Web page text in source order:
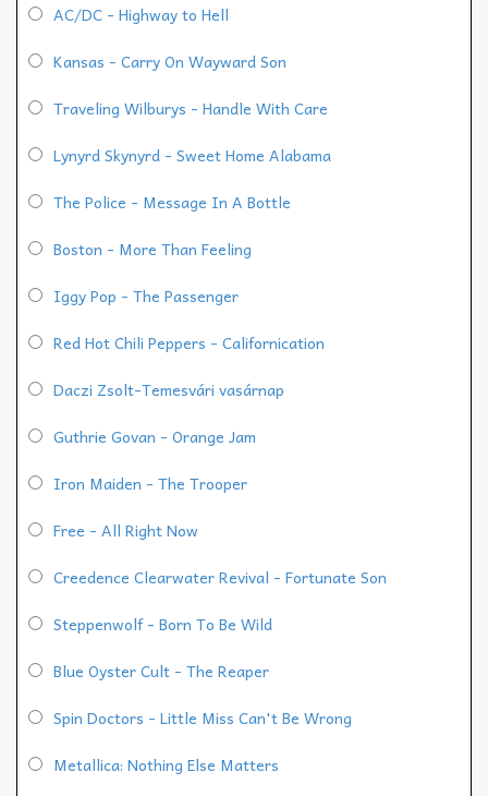
AC/DC - Highway to Hell
Kansas - Carry On Wayward Son
Traveling Wilburys - Handle With Care
Lynyrd Skynyrd - Sweet Home Alabama
The Police - Message In A Bottle
Boston - More Than Feeling
Iggy Pop - The Passenger
Red Hot Chili Peppers - Californication
Daczi Zsolt-Temesvári vasárnap
Guthrie Govan - Orange Jam
Iron Maiden - The Trooper
Free - All Right Now
Creedence Clearwater Revival - Fortunate Son
Steppenwolf - Born To Be Wild
Blue Oyster Cult - The Reaper
Spin Doctors - Little Miss Can't Be Wrong
Metallica: Nothing Else Matters